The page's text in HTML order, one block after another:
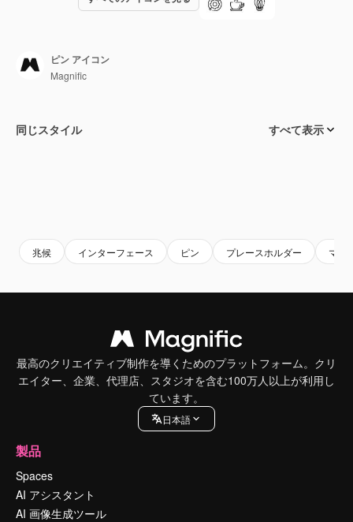
ピン アイコン
Magnific
同じスタイル すべて表示
兆候 インターフェース ピン プレースホルダー マッ
最高のクリエイティブ制作を導くためのプラットフォーム。クリ
エイター、企業、代理店、スタジオを含む100万人以上が利用し
ています。
日本語
製品
Spaces
AI アシスタント
AI 画像生成ツール